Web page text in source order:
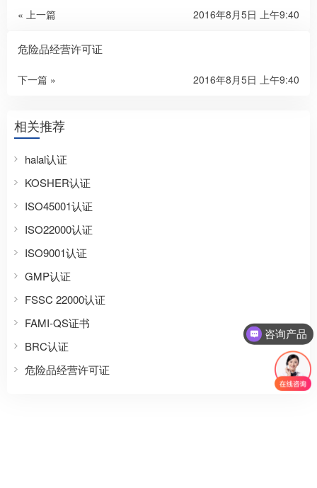
« 上一篇 2016年8月5日 上午9:40
危险品经营许可证
下一篇 » 2016年8月5日 上午9:40
相关推荐
halal认证
KOSHER认证
ISO45001认证
ISO22000认证
ISO9001认证
GMP认证
FSSC 22000认证
FAMI-QS证书
BRC认证
危险品经营许可证
咨询产品